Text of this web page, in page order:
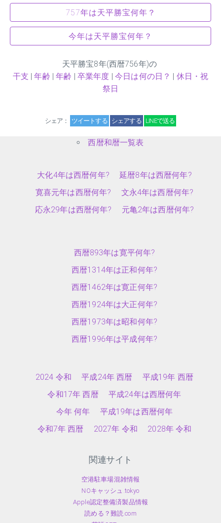
757年は天平勝宝何年？
今年は天平勝宝何年？
天平勝宝8年(西暦756年)の
干支 |年齢 |年齢 |卒業年度 |今日は何の日？ | 休日・祝
祭日
シェア： ツイートする シェアする LINEで送る
西暦和暦一覧表
大化4年は西暦何年?
延暦8年は西暦何年?
寛喜元年は西暦何年?
文永4年は西暦何年?
応永29年は西暦何年?
元亀2年は西暦何年?
西暦893年は寛平何年?
西暦1314年は正和何年?
西暦1462年は寛正何年?
西暦1924年は大正何年?
西暦1973年は昭和何年?
西暦1996年は平成何年?
2024 令和 平成24年 西暦
平成19年 西暦
令和17年 西暦
平成24年は西暦何年
今年 何年
平成19年は西暦何年
令和7年 西暦
2027年 令和 2028年 令和
関連サイト
空港駐車場混雑情報
NOキャッシュ.tokyo
Apple認定整備済製品情報
読める？難読.com